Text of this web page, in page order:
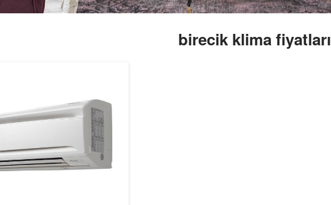
birecik klima fiyatları